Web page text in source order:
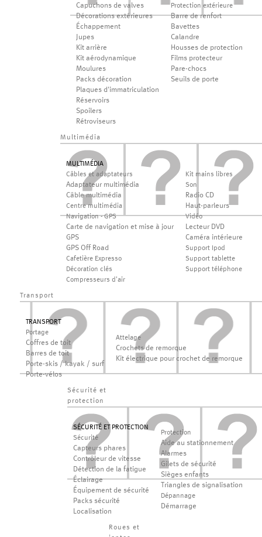
Capuchons de valves
Décorations extérieures
Échappement
Jupes
Kit arrière
Kit aérodynamique
Moulures
Packs décoration
Plaques d'immatriculation
Réservoirs
Spoilers
Rétroviseurs
Protection extérieure
Barre de renfort
Bavettes
Calandre
Housses de protection
Films protecteur
Pare-chocs
Seuils de porte
Multimédia
MULTIMÉDIA
Câbles et adaptateurs
Adaptateur multimédia
Câble multimédia
Centre multimédia
Navigation - GPS
Carte de navigation et mise à jour
GPS
GPS Off Road
Cafetière Expresso
Décoration clés
Compresseurs d'air
Kit mains libres
Son
Radio CD
Haut-parleurs
Vidéo
Lecteur DVD
Caméra intérieure
Support Ipod
Support tablette
Support téléphone
Transport
TRANSPORT
Portage
Coffres de toit
Barres de toit
Porte-skis / kayak / surf
Porte-vélos
Attelage
Crochets de remorque
Kit électrique pour crochet de remorque
Sécurité et
protection
SÉCURITÉ ET PROTECTION
Sécurité
Capteurs phares
Contrôleur de vitesse
Détection de la fatigue
Éclairage
Équipement de sécurité
Packs sécurité
Localisation
Protection
Aide au stationnement
Alarmes
Gilets de sécurité
Sièges enfants
Triangles de signalisation
Dépannage
Démarrage
Roues et